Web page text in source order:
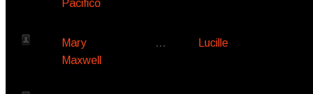
Pacifico
Mary
Maxwell
… Lucille